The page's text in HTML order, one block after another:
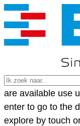
are available use
enter to go to the
explore by touch